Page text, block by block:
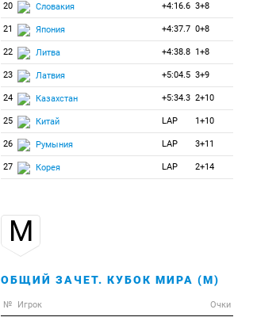
20 Словакия +4:16.6 3+8
21 Япония +4:37.7 0+8
22 Литва +4:38.8 1+8
23 Латвия +5:04.5 3+9
24 Казахстан +5:34.3 2+10
25 Китай LAP 1+10
26 Румыния LAP 3+11
27 Корея LAP 2+14
М
ОБЩИЙ ЗАЧЕТ. КУБОК МИРА (М)
№ Игрок Очки